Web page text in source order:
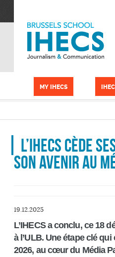
MY IHECS
L’IHECS cède
son avenir au
19.12.2025
L’IHECS a conclu, ce 18
à l’ULB. Une étape clé
2026, au cœur du Média